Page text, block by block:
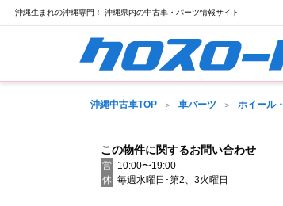
沖縄生まれの沖縄専門！ 沖縄県内の中古車・パーツ情報サイト
沖縄中古車TOP 車パーツ ホイール
この物件に関するお問い合わせ
営 10:00〜19:00
休 毎週水曜日･第2、3火曜日